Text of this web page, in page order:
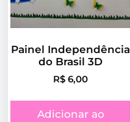
Painel Independência
do Brasil 3D
R$ 6,00
Adicionar ao